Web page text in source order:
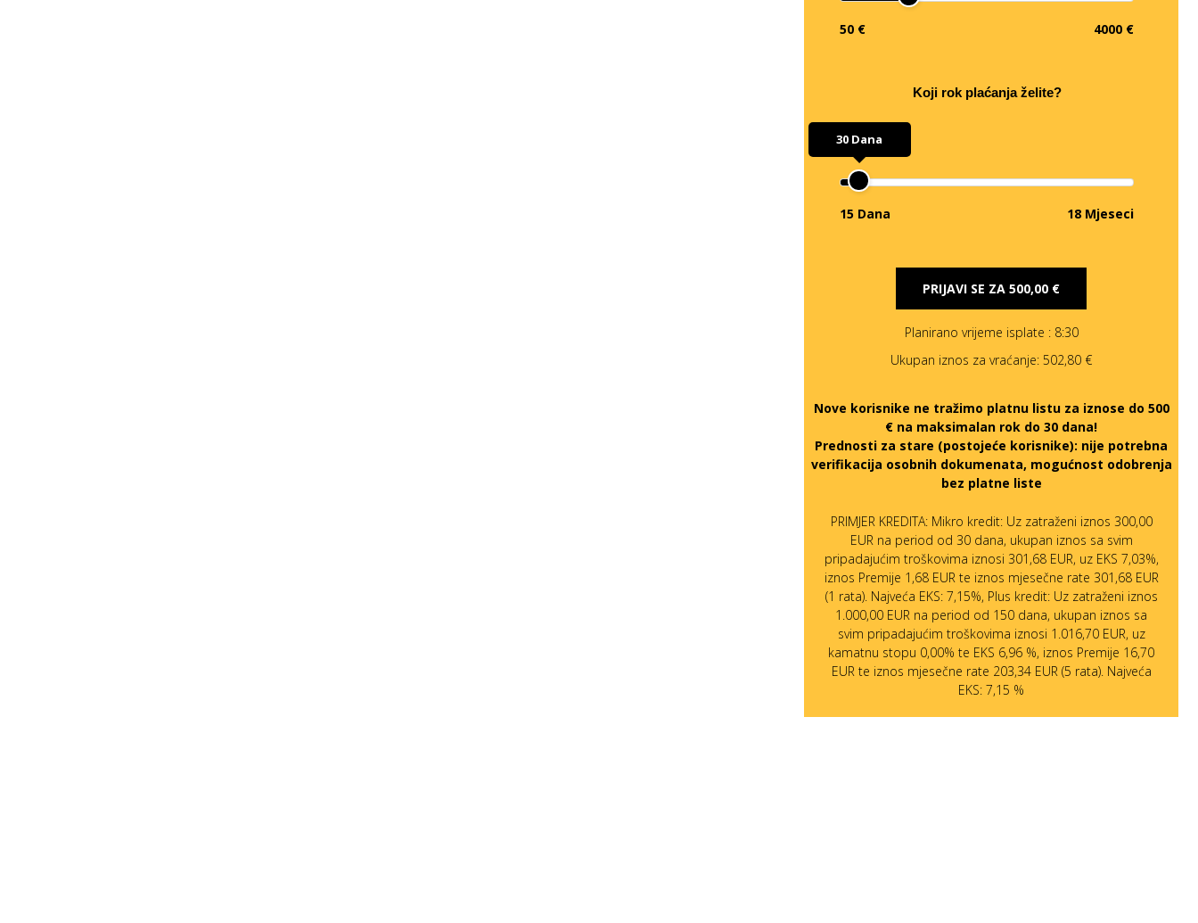
50 € 4000 €
Koji rok plaćanja želite?
30 Dana
15 Dana 18 Mjeseci
PRIJAVI SE ZA 500,00 €
Planirano vrijeme isplate : 8:30
Ukupan iznos za vraćanje: 502,80 €
Nove korisnike ne tražimo platnu listu za iznose do 500
€ na maksimalan rok do 30 dana!
Prednosti za stare (postojeće korisnike): nije potrebna
verifikacija osobnih dokumenata, mogućnost odobrenja
bez platne liste
PRIMJER KREDITA: Mikro kredit: Uz zatraženi iznos 300,00
EUR na period od 30 dana, ukupan iznos sa svim
pripadajućim troškovima iznosi 301,68 EUR, uz EKS 7,03%,
iznos Premije 1,68 EUR te iznos mjesečne rate 301,68 EUR
(1 rata). Najveća EKS: 7,15%, Plus kredit: Uz zatraženi iznos
1.000,00 EUR na period od 150 dana, ukupan iznos sa
svim pripadajućim troškovima iznosi 1.016,70 EUR, uz
kamatnu stopu 0,00% te EKS 6,96 %, iznos Premije 16,70
EUR te iznos mjesečne rate 203,34 EUR (5 rata). Najveća
EKS: 7,15 %